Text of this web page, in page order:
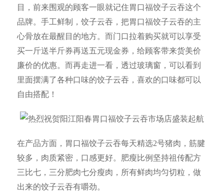
目，前来围观的顾客一眼就记住胃口福饺子云吞这个
品牌。手工鲜制，饺子云吞，把胃口福饺子云吞的主
心骨放在最醒目的地方。而门口拉着购买就可以享受
买一斤送半斤券再送五元现金券，给顾客带来货美价
廉价的优惠。而再走进一看，透过玻璃窗，可以看到
里面摆满了各种口味的饺子云吞，喜欢的口味都可以
自由搭配！
在产品方面，胃口福饺子云吞每天精选2号猪肉，筋腱
较多，肉质紧密，口感更好。肥瘦比例坚持祖传配方
三比七，三分肥肉七分瘦肉，所有鲜肉均匀切粒，做
出来的饺子云吞有嚼劲。